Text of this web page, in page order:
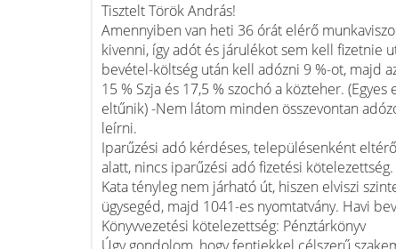
Tisztelt Török András!
Amennyiben van heti 36 órát elérő
kivenni, így adót és járulékot sem kell fizetnie
bevétel-költség után kell adózni 9 %-ot, majd
15 % Szja és 17,5 % szochó a közteher.
eltűnik) -Nem látom minden összevontan
leírni.
Iparűzési adó kérdéses, településenként
alatt, nincs iparűzési adó fizetési kötelezettség.
Kata tényleg nem járható út, hiszen elviszi
ügysegéd, majd 1041-es nyomtatvány. Havi
Könyvvezetési kötelezettség: Pénztárkönyv